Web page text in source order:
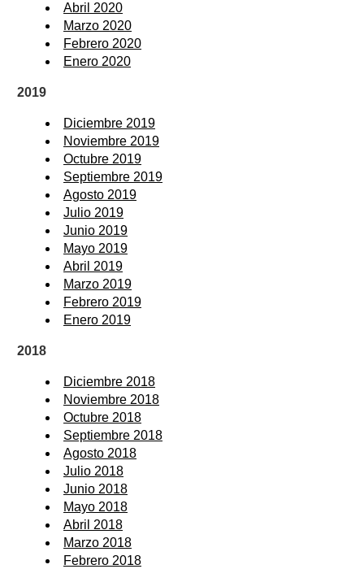
Abril 2020
Marzo 2020
Febrero 2020
Enero 2020
2019
Diciembre 2019
Noviembre 2019
Octubre 2019
Septiembre 2019
Agosto 2019
Julio 2019
Junio 2019
Mayo 2019
Abril 2019
Marzo 2019
Febrero 2019
Enero 2019
2018
Diciembre 2018
Noviembre 2018
Octubre 2018
Septiembre 2018
Agosto 2018
Julio 2018
Junio 2018
Mayo 2018
Abril 2018
Marzo 2018
Febrero 2018